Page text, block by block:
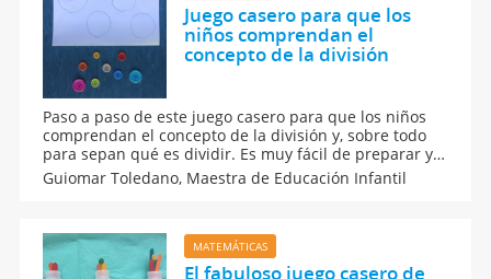
Juego casero para que los
niños comprendan el
concepto de la división
Paso a paso de este juego casero para que los niños
comprendan el concepto de la división y, sobre todo
para sepan qué es dividir. Es muy fácil de preparar y
sirve para enseñar matemáticas a los niños de la
forma más divertida y sencilla. Toma nota de los pasos
Guiomar Toledano, Maestra de Educación Infantil
MATEMÁTICAS
El fabuloso juego casero de